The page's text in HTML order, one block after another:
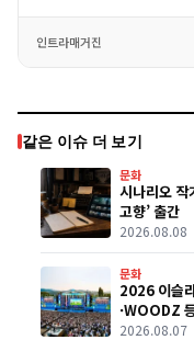
인트라매거진
같은 이슈 더 보기
문화
시나리오 작
고향’ 출간
2026.08.08
문화
2026 이슬
·WOODZ
2026.08.07